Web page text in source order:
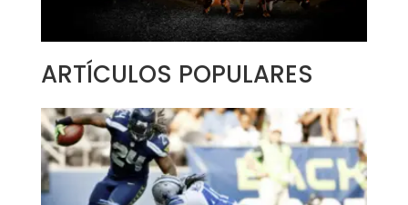
ARTÍCULOS POPULARES